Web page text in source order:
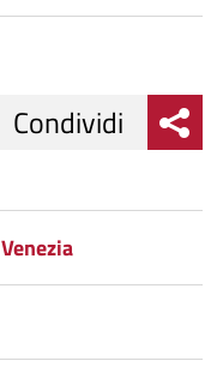
Facebook
Condividi
su
Twitter
Condividi
su
Condividi
Condividi